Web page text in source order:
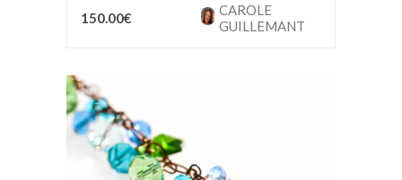
150.00€
CAROLE
GUILLEMANT